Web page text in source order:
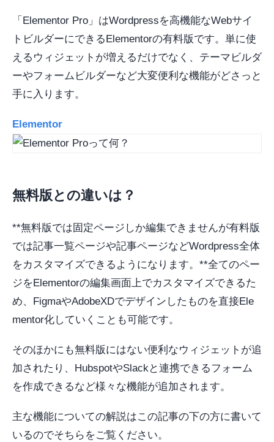
「Elementor Pro」はWordpressを高機能なWebサイ
トビルダーにできるElementorの有料版です。単に使
えるウィジェットが増えるだけでなく、テーマビルダ
ーやフォームビルダーなど大変便利な機能がどさっと
手に入ります。
Elementor
無料版との違いは？
**無料版では固定ページしか編集できませんが有料版
では記事一覧ページや記事ページなどWordpress全体
をカスタマイズできるようになります。**全てのペー
ジをElementorの編集画面上でカスタマイズできるた
め、FigmaやAdobeXDでデザインしたものを直接Ele
mentor化していくことも可能です。
そのほかにも無料版にはない便利なウィジェットが追
加されたり、HubspotやSlackと連携できるフォーム
を作成できるなど様々な機能が追加されます。
主な機能についての解説はこの記事の下の方に書いて
いるのでそちらをご覧ください。